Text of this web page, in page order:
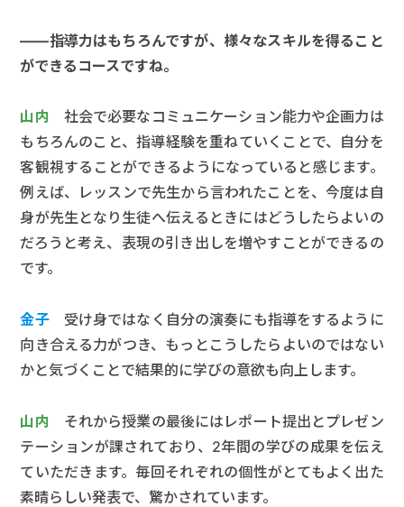
――指導力はもちろんですが、様々なスキルを得ること
ができるコースですね。
山内 社会で必要なコミュニケーション能力や企画力は
もちろんのこと、指導経験を重ねていくことで、自分を
客観視することができるようになっていると感じます。
例えば、レッスンで先生から言われたことを、今度は自
身が先生となり生徒へ伝えるときにはどうしたらよいの
だろうと考え、表現の引き出しを増やすことができるの
です。
金子受け身ではなく自分の演奏にも指導をするように
向き合える力がつき、もっとこうしたらよいのではない
かと気づくことで結果的に学びの意欲も向上します。
山内 それから授業の最後にはレポート提出とプレゼン
テーションが課されており、2年間の学びの成果を伝え
ていただきます。毎回それぞれの個性がとてもよく出た
素晴らしい発表で、驚かされています。